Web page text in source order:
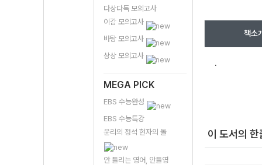
다상다독 모의고사
이감 모의고사
바탕 모의고사
상상 모의고사
MEGA PICK
EBS 수능완성
EBS 수능특강
윤리의 정석 현자의 돌
안 틀리는 영어, 안틀영
책소
.
이 도서의 한